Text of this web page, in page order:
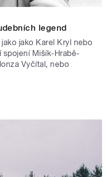
legend
jako Karel Kryl nebo
spojení Mišík-Hrabě-
Vyčítal, nebo